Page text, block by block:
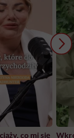
co mi się